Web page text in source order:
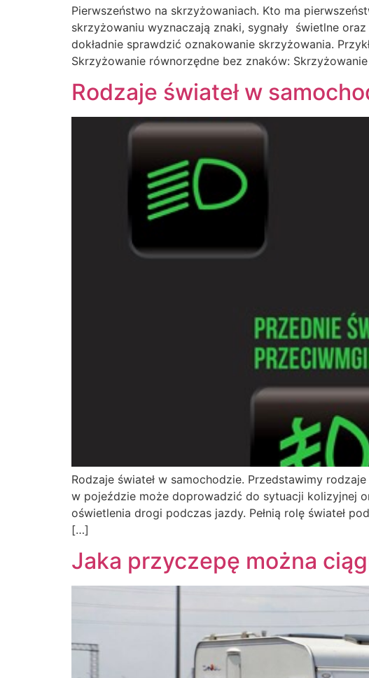
Pierwszeństwo na skrzyżowaniach. Kto ma
skrzyżowaniu wyznaczają znaki, sygnały świetlne
dokładnie sprawdzić oznakowanie skrzyżowania.
Skrzyżowanie równorzędne bez znaków:
Rodzaje świateł w
Rodzaje świateł w samochodzie. Przedstawimy
w pojeździe może doprowadzić do sytuacji kolizyjnej
oświetlenia drogi podczas jazdy. Pełnią rolę świateł
[…]
Jaka przyczepę można